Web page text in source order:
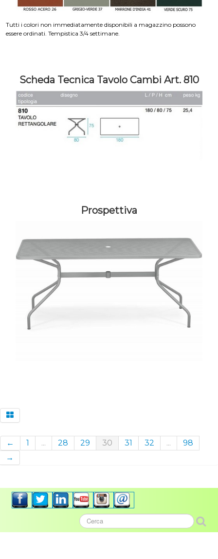
Tutti i colori non immediatamente disponibili a magazzino possono
essere ordinati. Tempistica 3/4 settimane.
Scheda Tecnica Tavolo Cambi Art. 810
Prospettiva
← 1 ... 28 29 30 31 32 ...
98
→